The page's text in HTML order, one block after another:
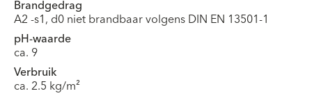
Brandgedrag
A2 -s1, d0 niet brandbaar volgens DIN EN 13501-1
pH-waarde
ca. 9
Verbruik
ca. 2.5 kg/m²